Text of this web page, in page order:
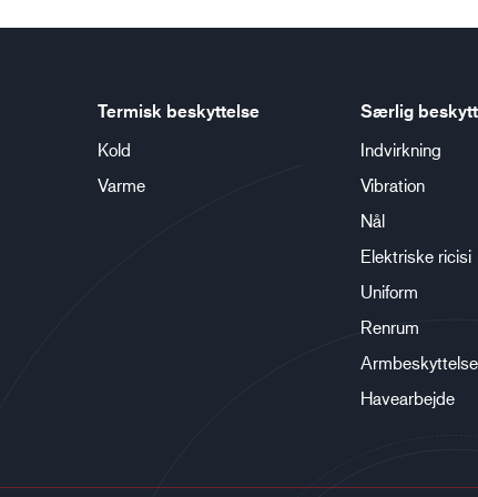
Termisk beskyttelse
Kold
Varme
Særlig
Indvirkning
Vibration
Nål
Elektriske ricisi
Uniform
Renrum
Armbeskyttelse
Havearbejde